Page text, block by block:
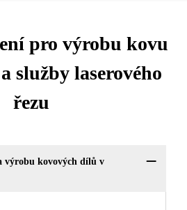
pro výrobu kovu
služby laserového
řezu
výrobu kovových dílů v